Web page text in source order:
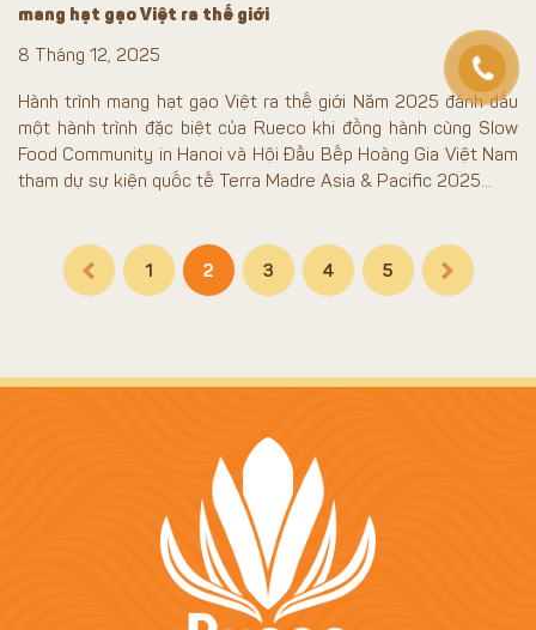
mang hạt gạo Việt ra thế giới
8 Tháng 12, 2025
Hành trình mang hạt gạo Việt ra thế giới Năm 2025 đánh dấu
một hành trình đặc biệt của Rueco khi đồng hành cùng Slow
Food Community in Hanoi và Hội Đầu Bếp Hoàng Gia Việt Nam
tham dự sự kiện quốc tế Terra Madre Asia & Pacific 2025...
1 2 3 4 5